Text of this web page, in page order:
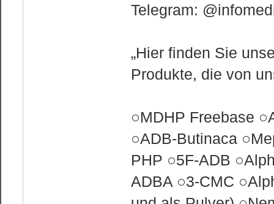
Telegram:
„Hier finden Sie
Produkte, die von
○MDHP Freebase
○ADB-Butinaca
PHP ○5F-ADB
ADBA ○3-CMC